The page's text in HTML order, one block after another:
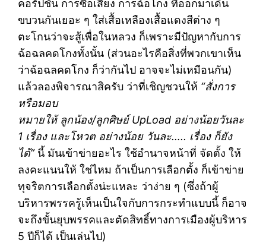
คอรัปชั่น การซื้อเสียง การฉ้อโกง ที่ออกมาเดิน
ขบวนกันเยอะ ๆ ใส่เสื้อเหลืองเสื้อแดงสีต่าง ๆ
ตะโกนว่าจะสู้เพื่อในหลวง ก็เพราะมีปัญหากับการ
ฉ้อฉลคดโกงทั้งนั้น (ส่วนอะไรคือสิ่งที่พวกเขาเห็น
ว่าฉ้อฉลคดโกง ก็ว่ากันไป อาจจะไม่เหมือนกัน)
แล้วลองพิจารณาสิครับ ว่าที่เชิญชวนให้ “สั่งการ
หรือมอบ
หมายให้ ลูกน้อง/ลูกศิษย์ UpLoad อย่างน้อยวันละ
1 เรื่อง และโหวต อย่างน้อย วันละ….. เรื่อง ก็ยัง
ได้”นี้ มันเข้าข่ายอะไร ใช้อำนาจหน้าที่ จัดตั้ง ให้
ลงคะแนนให้ ใช่ไหม ถ้าเป็นการเลือกตั้ง ก็เข้าข่าย
ทุจริตการเลือกตั้งน่ะแหละ ว่าง่าย ๆ (ซึ่งถ้าผู้
บริหารพรรครู้เห็นเป็นใจกับการกระทำแบบนี้ ก็อาจ
จะถึงขั้นยุบพรรคและตัดสิทธิ์ทางการเมืองผู้บริหาร
5 ปีก็ได้ เป็นเล่นไป)